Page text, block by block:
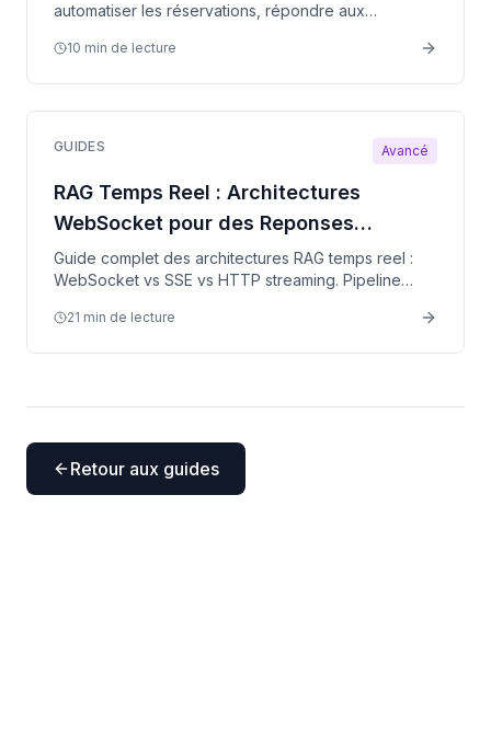
automatiser les réservations, répondre aux
grâce aux recommandations.
10 min de lecture
GUIDES Avancé
RAG Temps Reel : Architectures
WebSocket pour des Reponses
Instantanees
Guide complet des architectures RAG temps reel :
WebSocket vs SSE vs HTTP streaming. Pipeline
latence avec FastAPI.
21 min de lecture
Retour aux guides